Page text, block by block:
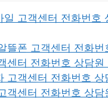
일 고객센터 전화번호
뜰폰 고객센터 전화
센터 전화번호 상담
고객센터 전화번호
객센터 전화번호 상